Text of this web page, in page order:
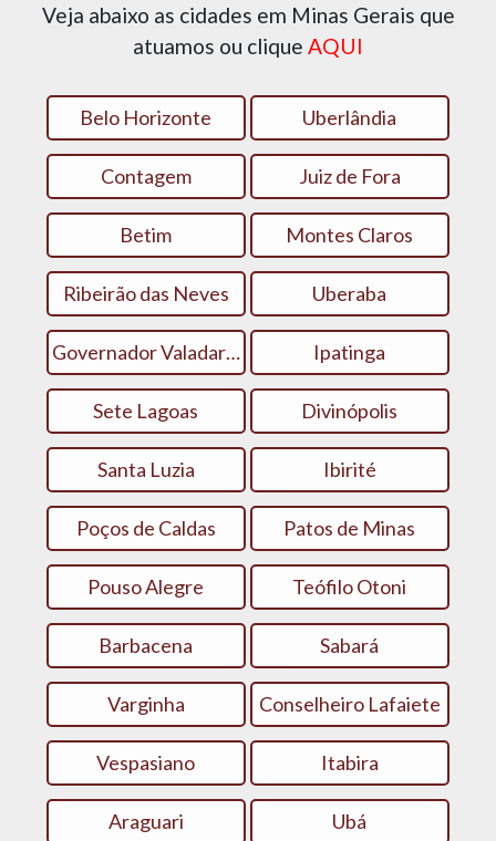
Veja abaixo as cidades em Minas Gerais que
atuamos ou clique AQUI
Belo Horizonte Uberlândia
Contagem Juiz de Fora
Betim Montes Claros
Ribeirão das Neves Uberaba
Governador Valadares Ipatinga
Sete Lagoas Divinópolis
Santa Luzia Ibirité
Poços de Caldas Patos de Minas
Pouso Alegre Teófilo Otoni
Barbacena Sabará
Varginha Conselheiro Lafaiete
Vespasiano Itabira
Araguari Ubá